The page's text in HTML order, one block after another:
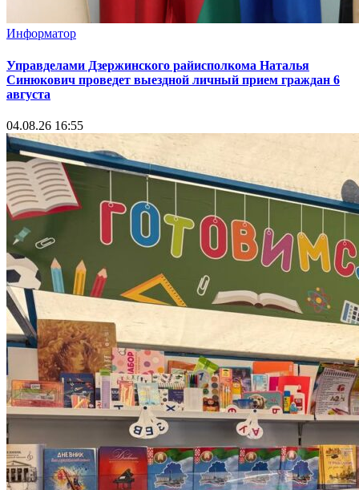
Информатор
Управделами Дзержинского райисполкома Наталья
Синюкович проведет выездной личный прием граждан 6
августа
04.08.26 16:55